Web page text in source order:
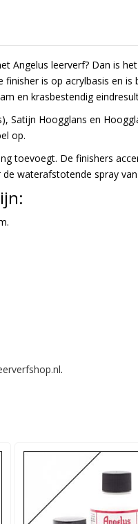
leerverf? Dan is
is op acrylbasis en
en krasbestendig
Satijn Hoogglans en
op.
toevoegt. De finishers
waterafstotende spray van
.